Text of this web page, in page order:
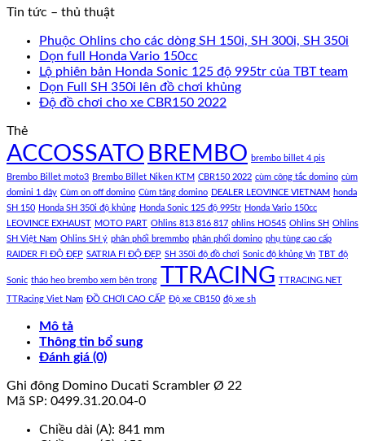
Tin tức – thủ thuật
Phuộc Ohlins cho các dòng SH 150i, SH 300i, SH 350i
Dọn full Honda Vario 150cc
Lộ phiên bản Honda Sonic 125 độ 995tr của TBT team
Dọn Full SH 350i lên đồ chơi khủng
Độ đồ chơi cho xe CBR150 2022
Thẻ
ACCOSSATO BREMBO brembo billet 4 pis
Brembo Billet moto3 Brembo Billet Niken KTM CBR150 2022 cùm công tắc domino cùm
domini 1 dây Cùm on off domino Cùm tăng domino DEALER LEOVINCE VIETNAM honda
SH 150 Honda SH 350i độ khủng Honda Sonic 125 độ 995tr Honda Vario 150cc
LEOVINCE EXHAUST MOTO PART Ohlins 813 816 817 ohlins HO545 Ohlins SH Ohlins
SH Việt Nam Ohlins SH ý phân phối bremmbo phân phối domino phụ tùng cao cấp
RAIDER FI ĐỘ ĐẸP SATRIA FI ĐỘ ĐẸP SH 350i độ đồ chơi Sonic độ khủng Vn TBT độ
Sonic tháo heo brembo xem bên trong TTRACING TTRACING.NET
TTRacing Viet Nam ĐỒ CHƠI CAO CẤP Độ xe CB150 độ xe sh
Mô tả
Thông tin bổ sung
Đánh giá (0)
Ghi đông Domino Ducati Scrambler Ø 22
Mã SP: 0499.31.20.04-0
Chiều dài (A): 841 mm